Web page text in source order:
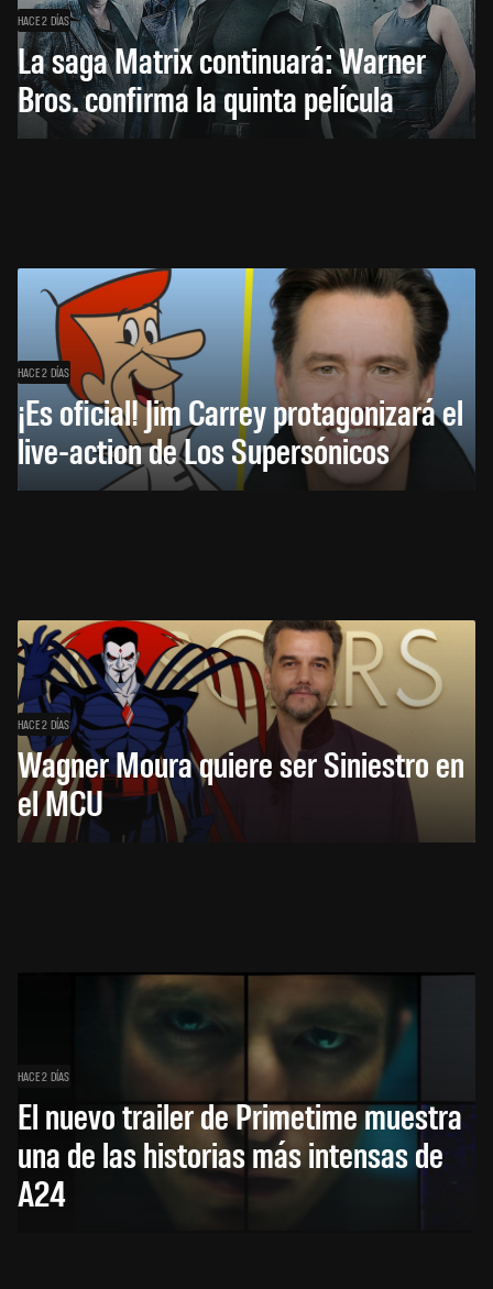
HACE 2 DÍAS
La saga Matrix continuará: Warner
Bros. confirma la quinta película
HACE 2 DÍAS
¡Es oficial! Jim Carrey protagonizará el
live-action de Los Supersónicos
HACE 2 DÍAS
Wagner Moura quiere ser Siniestro en
el MCU
HACE 2 DÍAS
El nuevo trailer de Primetime muestra
una de las historias más intensas de
A24